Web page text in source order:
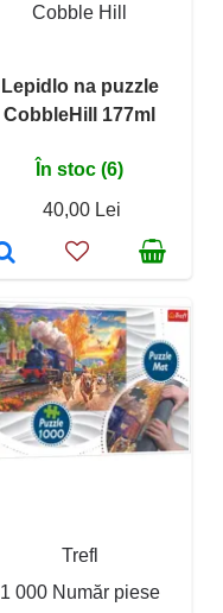
Cobble Hill
Lepidlo na puzzle
CobbleHill 177ml
În stoc (6)
40,00 Lei
Trefl
1 000 Număr piese